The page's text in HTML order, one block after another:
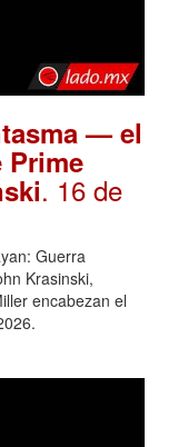
— el
Prime
. 16 de
Guerra
Krasinski,
encabezan el